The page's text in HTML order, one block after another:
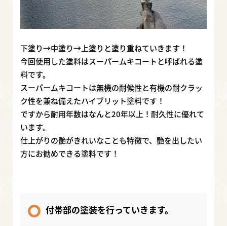
下塗り→中塗り→上塗りと塗り重ねていきます！
今回使用した塗料はスーパームキコートと呼ばれる塗
料です。
スーパームキコートは無機の耐候性と有機の耐クラッ
ク性を兼ね備えたハイブリット塗料です！
ですから耐用年数はなんと20年以上！耐久性に優れて
います。
仕上がりの艶がきれいなことも特徴で、艶を出したい
方にお勧めできる塗料です！
付帯部の塗装を行っていきます。